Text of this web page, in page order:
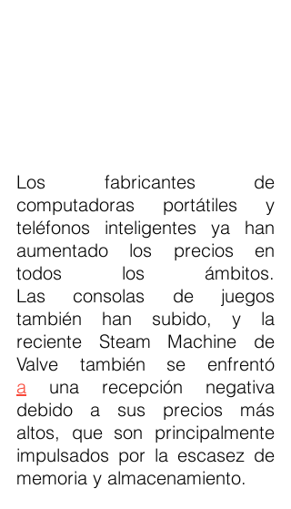
Los fabricantes de
computadoras portátiles y
teléfonos inteligentes ya han
aumentado los precios en
todos los ámbitos.
Las consolas de juegos
también han subido, y la
reciente Steam Machine de
a una recepción negativa
debido a sus precios más
altos, que son principalmente
impulsados por la escasez de
memoria y almacenamiento.